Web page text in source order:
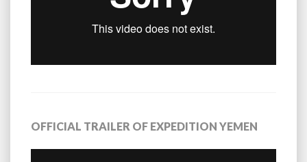
OFFICIAL TRAILER OF EXPEDITION YEMEN